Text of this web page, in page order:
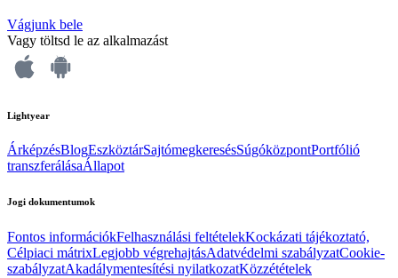
Vágjunk bele
Vagy töltsd le az alkalmazást
Lightyear
ÁrképzésBlogEszköztárSajtómegkeresésSúgóközpontPortfólió
transzferálásaÁllapot
Jogi dokumentumok
Fontos információkFelhasználási feltételekKockázati tájékoztató,
Célpiaci mátrixLegjobb végrehajtásAdatvédelmi szabályzatCookie-
szabályzatAkadálymentesítési nyilatkozatKözzétételek